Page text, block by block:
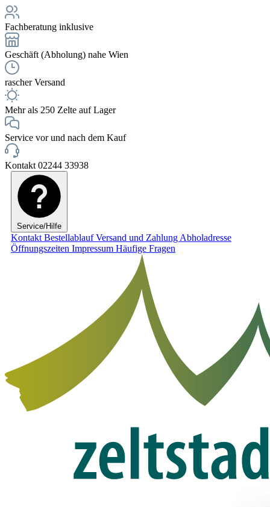
Fachberatung inklusive
Geschäft (Abholung) nahe Wien
rascher Versand
Mehr als 250 Zelte auf Lager
Service vor und nach dem Kauf
Kontakt 02244 33938
Service/Hilfe
Kontakt BestellablaufVersand und Zahlung Abholadresse
Öffnungszeiten Impressum Häufige Fragen